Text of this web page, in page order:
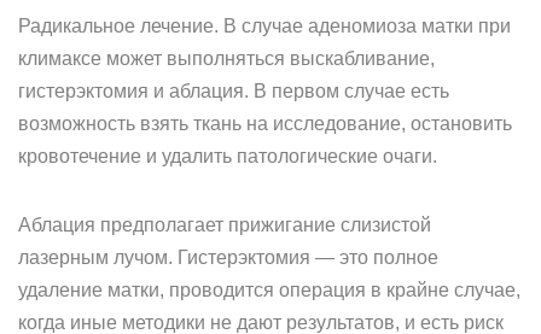
Радикальное лечение. В случае аденомиоза матки при
климаксе может выполняться выскабливание,
гистерэктомия и аблация. В первом случае есть
возможность взять ткань на исследование, остановить
кровотечение и удалить патологические очаги.
Аблация предполагает прижигание слизистой
лазерным лучом. Гистерэктомия — это полное
удаление матки, проводится операция в крайне случае,
когда иные методики не дают результатов, и есть риск